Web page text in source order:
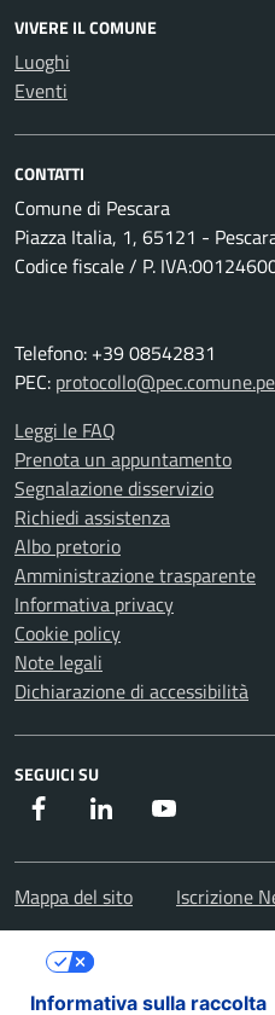
VIVERE IL COMUNE
Luoghi
Eventi
CONTATTI
Comune di Pescara
Piazza Italia, 1, 65121 -
Codice fiscale / P.
Telefono: +39 08542831
PEC:
Leggi le FAQ
Prenota un appuntamento
Segnalazione disservizio
Richiedi assistenza
Albo pretorio
Amministrazione trasparente
Informativa privacy
Cookie policy
Note legali
Dichiarazione di accessibilità
SEGUICI SU
Facebook Instagram
Mappa del sito Iscrizione
Informativa sulla raccolta
Le tue preferenze